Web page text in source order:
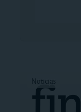
Noticias